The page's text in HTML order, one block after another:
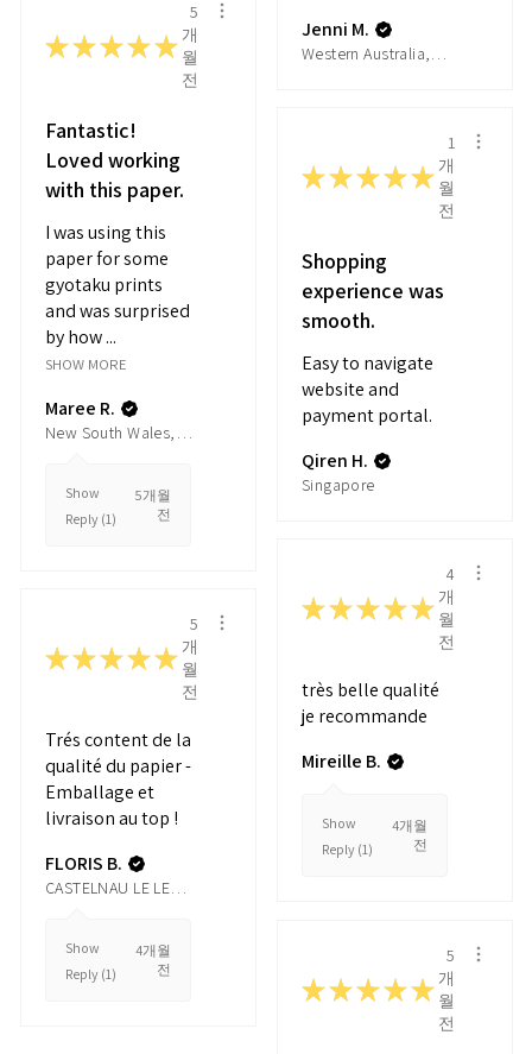
★★★★★
5
개
월
전
Fantastic!
Loved working
with this paper.
I was using this
paper for some
gyotaku prints
and was surprised
by how ...
SHOW MORE
Maree R.
Show
Reply (1)
5개월
전
Jenni M.
★★★★★
1
개
월
전
Shopping
experience was
smooth.
Easy to navigate
website and
payment portal.
Qiren H.
Singapore
★★★★★
4
개
월
전
très belle qualité
je recommande
Mireille B.
Show
Reply (1)
4개월
전
★★★★★
5
개
월
전
Trés content de la
qualité du papier -
Emballage et
livraison au top !
FLORIS B.
CASTELNAU LE LEZ, France
Show
Reply (1)
4개월
전
★★★★★
5
개
월
전